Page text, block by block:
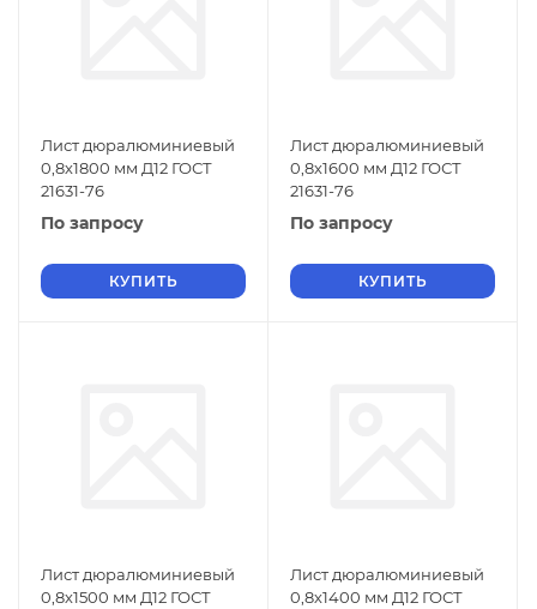
Лист дюралюминиевый
0,8х1800 мм Д12 ГОСТ
21631-76
По запросу
КУПИТЬ
Лист дюралюминиевый
0,8х1600 мм Д12 ГОСТ
21631-76
По запросу
КУПИТЬ
Лист дюралюминиевый
0,8х1500 мм Д12 ГОСТ
Лист дюралюминиевый
0,8х1400 мм Д12 ГОСТ